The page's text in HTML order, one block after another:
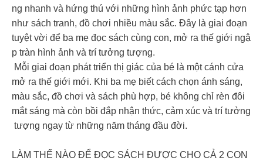
ng nhanh và hứng thú với những hình ảnh phức tạp hơn
như sách tranh, đồ chơi nhiều màu sắc. Đây là giai đoạn
tuyệt vời để ba mẹ đọc sách cùng con, mở ra thế giới ngậ
p tràn hình ảnh và trí tưởng tượng.
Mỗi giai đoạn phát triển thị giác của bé là một cánh cửa
mở ra thế giới mới. Khi ba mẹ biết cách chọn ánh sáng,
màu sắc, đồ chơi và sách phù hợp, bé không chỉ rèn đôi
mắt sáng mà còn bồi đắp nhận thức, cảm xúc và trí tưởng
tượng ngay từ những năm tháng đầu đời.
LÀM THẾ NÀO ĐỂ ĐỌC SÁCH ĐƯỢC CHO CẢ 2 CON